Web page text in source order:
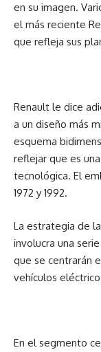
en su imagen.
el más reciente
que refleja sus
Renault le dice
a un diseño más
esquema
reflejar que es
tecnológica. El
1972 y 1992.
La estrategia de
involucra una
que se centrarán
vehículos
En el segmento